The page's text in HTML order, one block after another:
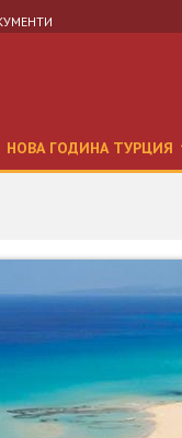
НОВА ГОДИНА ТУРЦИЯ